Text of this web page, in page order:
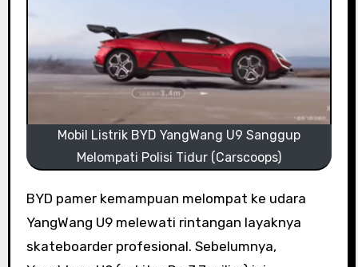
Mobil Listrik BYD YangWang U9 Sanggup
Melompati Polisi Tidur (Carscoops)
BYD pamer kemampuan melompat ke udara
YangWang U9 melewati rintangan layaknya
skateboarder profesional. Sebelumnya,